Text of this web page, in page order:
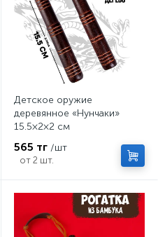
Детское оружие
деревянное «Нунчаки»
15.5×2×2 см
565 тг /шт
от 2 шт.